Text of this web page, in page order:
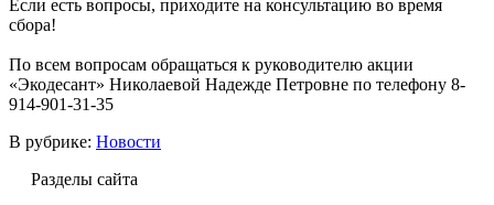
Если есть вопросы, приходите на консультацию во время
сбора!
По всем вопросам обращаться к руководителю акции
«Экодесант» Николаевой Надежде Петровне по телефону 8-
914-901-31-35
В рубрике: Новости
Разделы сайта